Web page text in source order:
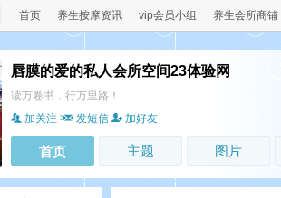
首页 养生按摩资讯 vip会员小组 养生会所商铺
唇膜的爱的私人会所空间23体验网
读万卷书，行万里路！
加关注
发短信 加好友
首页 主题 图片